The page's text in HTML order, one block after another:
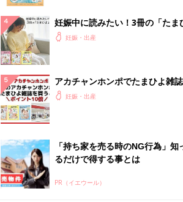
ランキングをもっと見る
妊娠・出産の人気テーマ
赤ちゃんの名前・名づけ
ら
「まいにちのたまひよ」出産レポート